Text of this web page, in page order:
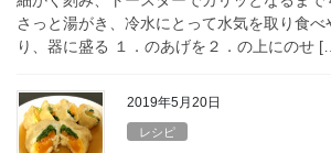
さっと湯がき、冷水にとって水気を取り食べ
り、器に盛る １．のあげを２．の上にのせ
2019年5月20日
レシピ